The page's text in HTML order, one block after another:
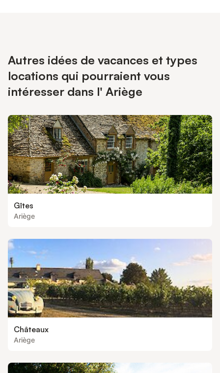
Autres idées de vacances et types
locations qui pourraient vous
intéresser dans l' Ariège
Gîtes
Ariège
Châteaux
Ariège